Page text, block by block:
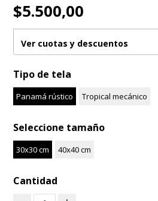
$5.500,00
Ver cuotas y descuentos
Tipo de tela
Panamá rústico Tropical mecánico
Seleccione tamaño
30x30 cm 40x40 cm
Cantidad